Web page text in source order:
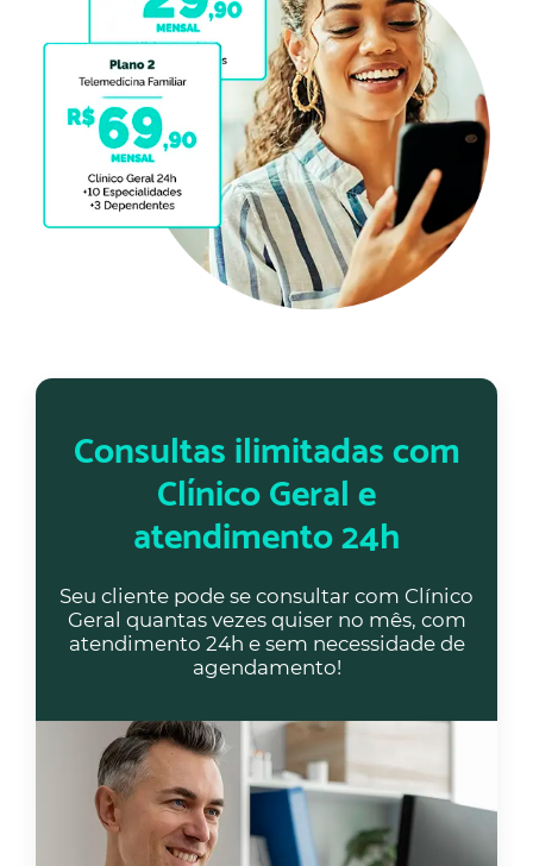
Consultas ilimitadas com
Clínico Geral e
atendimento 24h
Seu cliente pode se consultar com Clínico
Geral quantas vezes quiser no mês, com
atendimento 24h e sem necessidade de
agendamento!